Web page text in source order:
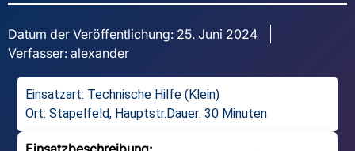
Datum der Veröffentlichung: 25. Juni 2024
Verfasser: alexander
Einsatzart: Technische Hilfe (Klein)
Ort: Stapelfeld, Hauptstr.Dauer: 30 Minuten